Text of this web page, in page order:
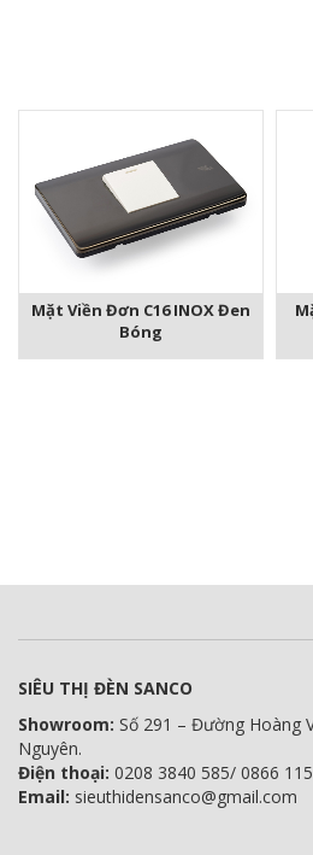
Mặt Viền Đơn C16 INOX Đen
Bóng
SIÊU THỊ ĐÈN SANCO
Showroom: Số 291 – Đường Hoàng
Nguyên.
Điện thoại: 0208 3840 585/ 0866
Email: sieuthidensanco@gmail.com